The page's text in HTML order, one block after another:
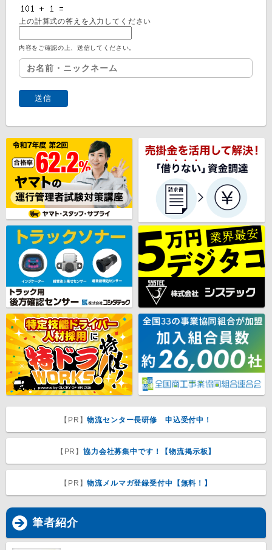
上の計算式の答えを入力してください
内容をご確認の上、送信してください。
【PR】物流センター長研修 申込受付中！
【PR】協力会社募集中です！【物流掲示板】
【PR】物流メルマガ登録受付中【無料！】
筆者紹介